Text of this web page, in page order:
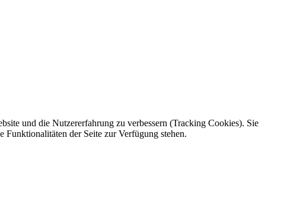
und die Nutzererfahrung zu verbessern (Tracking Cookies). Sie
Funktionalitäten der Seite zur Verfügung stehen.